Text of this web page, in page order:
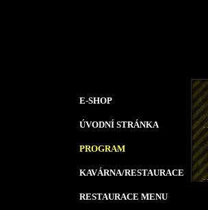
E-SHOP
ÚVODNÍ STRÁNKA
PROGRAM
KAVÁRNA/RESTAURACE
RESTAURACE MENU